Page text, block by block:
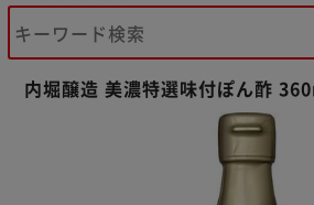
内堀醸造 美濃特選味付ぽん酢
※ご確認ください